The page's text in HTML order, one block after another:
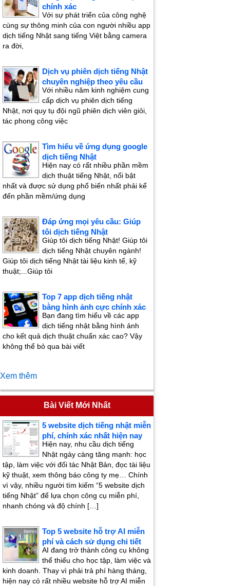
chính xác
Với sự phát triển của công nghệ
cùng sự thông minh của con người nhiều app
dịch tiếng Nhật sang tiếng Việt bằng camera
ra đời,
Dịch vụ phiên dịch tiếng Nhật
chuyên nghiệp theo yêu cầu
Với nhiều năm kinh nghiệm cung
cấp dịch vụ phiên dịch tiếng
Nhật, nơi quy tụ đội ngũ phiên dịch viên giỏi,
tác phong công việc
Tìm hiểu về ứng dụng google
dịch tiếng Nhật
Hiện nay có rất nhiều phần mềm
dịch thuật tiếng Nhật, nổi bật
nhất và được sử dụng phổ biến nhất phải kể
đến phần mềm/ứng dụng
Đáp ứng mọi yêu cầu: Giúp
tôi dịch tiếng Nhật
Giúp tôi dịch tiếng Nhật! Giúp tôi
dịch tiếng Nhật chuyên ngành!
Giúp tôi dịch tiếng Nhật tài liệu kinh tế, kỹ
thuật;...Giúp tôi
Top 7 app dịch tiếng nhật
bằng hình ảnh cực chính xác
Bạn đang tìm hiểu về các app
dịch tiếng nhật bằng hình ảnh
cho kết quả dịch thuật chuẩn xác cao? Vậy
không thể bỏ qua bài viết
Xem thêm
Bài Viết Mới Nhất
5 website dịch tiếng nhật miễn
phí, chính xác nhất hiện nay
Hiện nay, nhu cầu dịch tiếng
Nhật ngày càng tăng mạnh: học
tập, làm việc với đối tác Nhật Bản, đọc tài liệu
kỹ thuật, xem thông báo công ty mẹ… Chính
vì vậy, nhiều người tìm kiếm “5 website dịch
tiếng Nhật” để lựa chọn công cụ miễn phí,
nhanh chóng và độ chính […]
Top 5 website hỗ trợ AI miễn
phí và cách sử dụng chi tiết
AI đang trở thành công cụ không
thể thiếu cho học tập, làm việc và
kinh doanh. Thay vì phải trả phí hàng tháng,
hiện nay có rất nhiều website hỗ trợ AI miễn